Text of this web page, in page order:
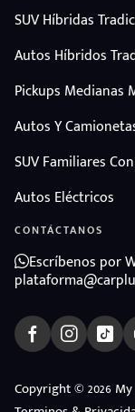
SUV Híbridas
Autos Híbridos
Pickups Medianas
Autos Y
SUV Familiares
Autos Eléctricos
CONTÁCTANOS
Escríbenos por
Copyright © 2026